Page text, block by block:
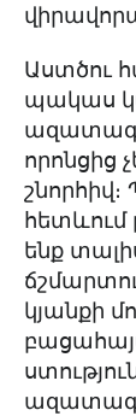
Աստծու
պակաս
որոնցից
հետևում
ենք
կյանքի